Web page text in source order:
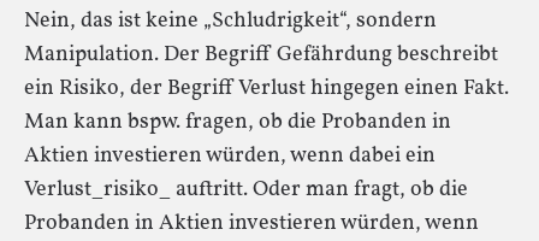
Nein, das ist keine „Schludrigkeit“, sondern
Manipulation. Der Begriff Gefährdung beschreibt
ein Risiko, der Begriff Verlust hingegen einen Fakt.
Man kann bspw. fragen, ob die Probanden in
Aktien investieren würden, wenn dabei ein
Verlust_risiko_ auftritt. Oder man fragt, ob die
Probanden in Aktien investieren würden, wenn